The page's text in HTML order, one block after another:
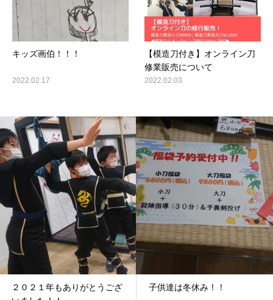
キッズ画伯！！！
2022.02.17
【模造刀付き】オンライン刀
修業販売について
2022.02.03
２０２１年もありがとうござ
子供達は冬休み！！